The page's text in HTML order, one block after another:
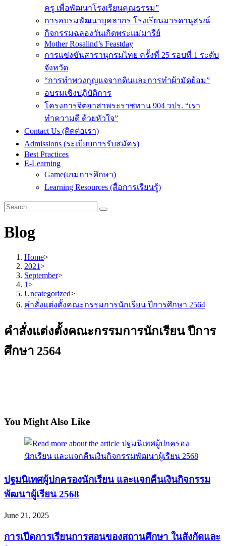
ครู เพื่อพัฒนาโรงเรียนคุณธรรม”
การอบรมพัฒนาบุคลากร โรงเรียนมารดานุสรณ์
กิจกรรมฉลองวันเกิดพระแม่มารีย์
Mother Rosalind’s Feastday
การแข่งขันสารานุกรมไทย ครั้งที่ 25 รอบที่ 1 ระดับ
จังหวัด
“การทำพวงกุญแจจากดินและการทำผ้ามัดย้อม”
อบรมเชิงปฏิบัติการ
โครงการจิตอาสาพระราชทาน 904 วปร. “เรา
ทำความดี ด้วยหัวใจ”
Contact Us (ติดต่อเรา)
Admissions (ระเบียบการรับสมัคร)
Best Practices
E-Learning
Game(เกมการศึกษา)
Learning Resources (สื่อการเรียนรู้)
Blog
Home>
2021>
September>
1>
Uncategorized>
คำสั่งแต่งตั้งคณะกรรมการนักเรียน ปีการศึกษา 2564
คำสั่งแต่งตั้งคณะกรรมการนักเรียน ปีการ
ศึกษา 2564
You Might Also Like
ปฐมนิเทศผู้ปกครองนักเรียน และแจกคืนเงินกิจกรรม
พัฒนาผู้เรียน 2568
June 21, 2025
การเปีดการเรียนการสอนของสถานศึกษา ในสังกัดและ